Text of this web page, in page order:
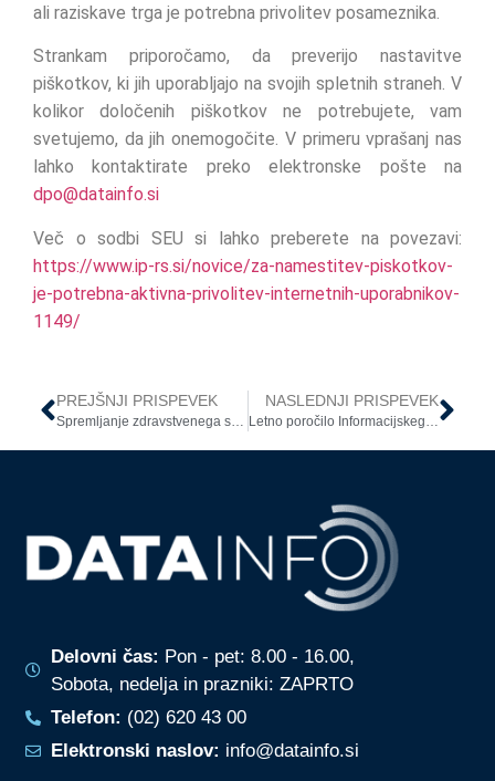
ali raziskave trga je potrebna privolitev posameznika.
Strankam priporočamo, da preverijo nastavitve
piškotkov, ki jih uporabljajo na svojih spletnih straneh. V
kolikor določenih piškotkov ne potrebujete, vam
svetujemo, da jih onemogočite. V primeru vprašanj nas
lahko kontaktirate preko elektronske pošte na
dpo@datainfo.si
Več o sodbi SEU si lahko preberete na povezavi:
https://www.ip-rs.si/novice/za-namestitev-piskotkov-
je-potrebna-aktivna-privolitev-internetnih-uporabnikov-
1149/
PREJŠNJI PRISPEVEK
Spremljanje zdravstvenega stanja zaposlenih
NASLEDNJI PRISPEVEK
Letno poročilo Informacijskega pooblaščenca
Delovni čas: Pon - pet: 8.00 - 16.00,
Sobota, nedelja in prazniki: ZAPRTO
Telefon: (02) 620 43 00
Elektronski naslov: info@datainfo.si